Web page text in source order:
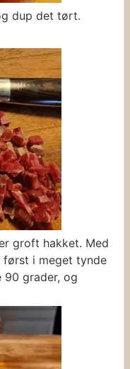
dup det tørt.
groft hakket. Med
i meget tynde
90 grader, og